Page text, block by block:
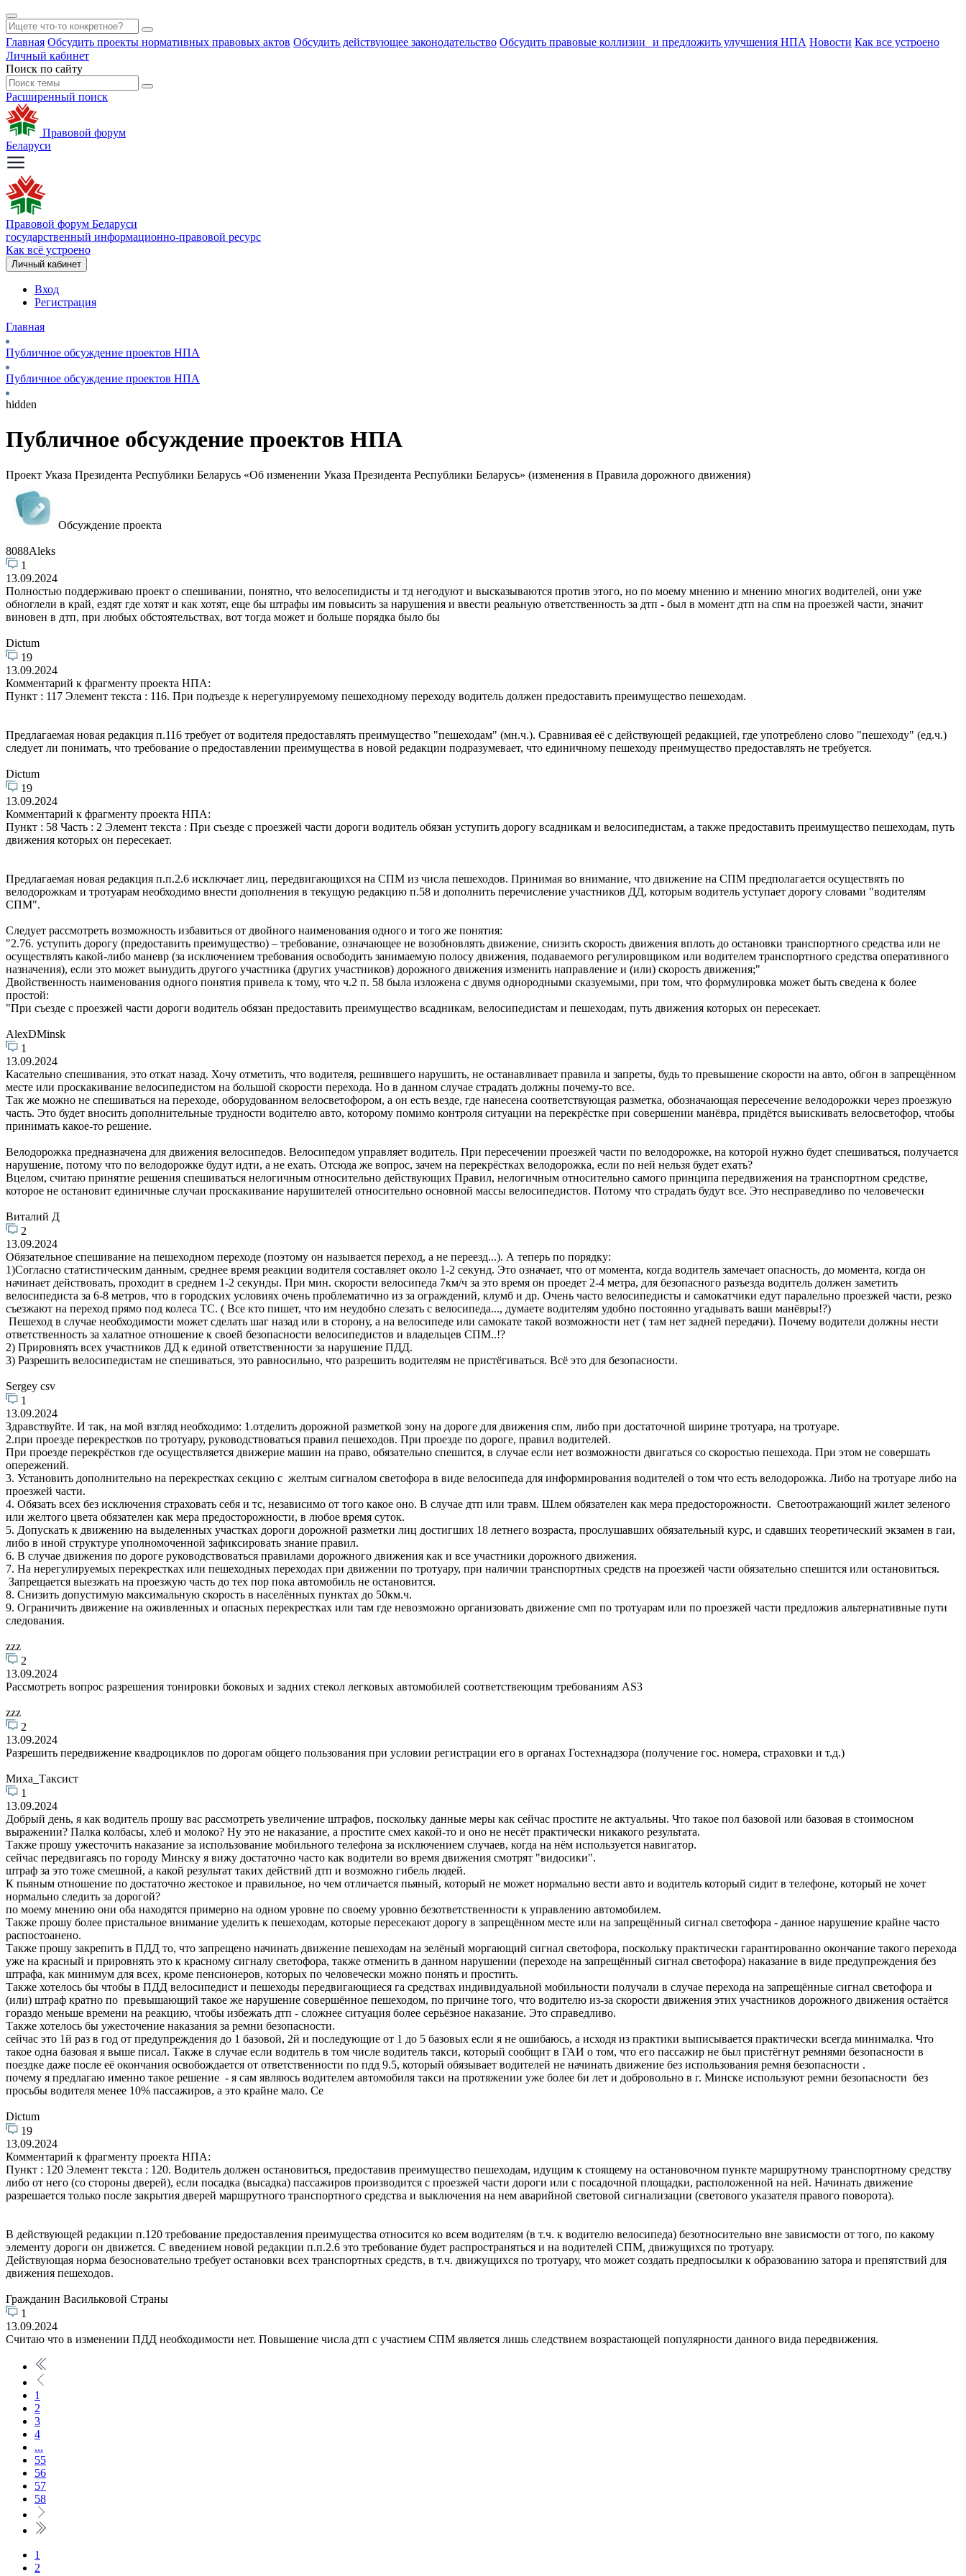
Главная Обсудить проекты нормативных правовых актов Обсудить действующее законодательство Обсудить правовые коллизии и предложить улучшения НПА Новости Как все устроено
Личный кабинет
Поиск по сайту
Расширенный поиск
Правовой форум
Беларуси
Правовой форум Беларуси
государственный информационно-правовой ресурс
Как всё устроено
Личный кабинет
Вход
Регистрация
Главная
Публичное обсуждение проектов НПА
Публичное обсуждение проектов НПА
hidden
Публичное обсуждение проектов НПА
Проект Указа Президента Республики Беларусь «Об изменении Указа Президента Республики Беларусь» (изменения в Правила дорожного движения)
Обсуждение проекта
8088Aleks
1
13.09.2024
Полностью поддерживаю проект о спешивании, понятно, что велосепидисты и тд негодуют и высказываются против этого, но по моему мнению и мнению многих водителей, они уже
обноглели в край, ездят где хотят и как хотят, еще бы штрафы им повысить за нарушения и ввести реальную ответственность за дтп - был в момент дтп на спм на проезжей части, значит
виновен в дтп, при любых обстоятельствах, вот тогда может и больше порядка было бы
Dictum
19
13.09.2024
Комментарий к фрагменту проекта НПА:
Пункт : 117 Элемент текста : 116. При подъезде к нерегулируемому пешеходному переходу водитель должен предоставить преимущество пешеходам.
Предлагаемая новая редакция п.116 требует от водителя предоставлять преимущество "пешеходам" (мн.ч.). Сравнивая её с действующей редакцией, где употреблено слово "пешеходу" (ед.ч.)
следует ли понимать, что требование о предоставлении преимущества в новой редакции подразумевает, что единичному пешеходу преимущество предоставлять не требуется.
Dictum
19
13.09.2024
Комментарий к фрагменту проекта НПА:
Пункт : 58 Часть : 2 Элемент текста : При съезде с проезжей части дороги водитель обязан уступить дорогу всадникам и велосипедистам, а также предоставить преимущество пешеходам, путь
движения которых он пересекает.
Предлагаемая новая редакция п.п.2.6 исключает лиц, передвигающихся на СПМ из числа пешеходов. Принимая во внимание, что движение на СПМ предполагается осуществять по
велодорожкам и тротуарам необходимо внести дополнения в текущую редакцию п.58 и дополнить перечисление участников ДД, которым водитель уступает дорогу словами "водителям
СПМ".
Следует рассмотреть возможность избавиться от двойного наименования одного и того же понятия:
"2.76. уступить дорогу (предоставить преимущество) – требование, означающее не возобновлять движение, снизить скорость движения вплоть до остановки транспортного средства или не
осуществлять какой-либо маневр (за исключением требования освободить занимаемую полосу движения, подаваемого регулировщиком или водителем транспортного средства оперативного
назначения), если это может вынудить другого участника (других участников) дорожного движения изменить направление и (или) скорость движения;"
Двойственность наименования одного понятия привела к тому, что ч.2 п. 58 была изложена с двумя однородными сказуемыми, при том, что формулировка может быть сведена к более
простой:
"При съезде с проезжей части дороги водитель обязан предоставить преимущество всадникам, велосипедистам и пешеходам, путь движения которых он пересекает.
AlexDMinsk
1
13.09.2024
Касательно спешивания, это откат назад. Хочу отметить, что водителя, решившего нарушить, не останавливает правила и запреты, будь то превышение скорости на авто, обгон в запрещённом
месте или проскакивание велосипедистом на большой скорости перехода. Но в данном случае страдать должны почему-то все.
Так же можно не спешиваться на переходе, оборудованном велосветофором, а он есть везде, где нанесена соответствующая разметка, обозначающая пересечение велодорожки через проезжую
часть. Это будет вносить дополнительные трудности водителю авто, которому помимо контроля ситуации на перекрёстке при совершении манёвра, придётся выискивать велосветофор, чтобы
принимать какое-то решение.
Велодорожка предназначена для движения велосипедов. Велосипедом управляет водитель. При пересечении проезжей части по велодорожке, на которой нужно будет спешиваться, получается
нарушение, потому что по велодорожке будут идти, а не ехать. Отсюда же вопрос, зачем на перекрёстках велодорожка, если по ней нельзя будет ехать?
Вцелом, считаю принятие решения спешиваться нелогичным относительно действующих Правил, нелогичным относительно самого принципа передвижения на транспортном средстве,
которое не остановит единичные случаи проскакивание нарушителей относительно основной массы велосипедистов. Потому что страдать будут все. Это несправедливо по человечески
Виталий Д
2
13.09.2024
Обязательное спешивание на пешеходном переходе (поэтому он называется переход, а не переезд...). А теперь по порядку:
1)Согласно статистическим данным, среднее время реакции водителя составляет около 1-2 секунд. Это означает, что от момента, когда водитель замечает опасность, до момента, когда он
начинает действовать, проходит в среднем 1-2 секунды. При мин. скорости велосипеда 7км/ч за это время он проедет 2-4 метра, для безопасного разъезда водитель должен заметить
велосипедиста за 6-8 метров, что в городских условиях очень проблематично из за ограждений, клумб и др. Очень часто велосипедисты и самокатчики едут паралельно проезжей части, резко
съезжают на переход прямо под колеса ТС. ( Все кто пишет, что им неудобно слезать с велосипеда..., думаете водителям удобно постоянно угадывать ваши манёвры!?)
Пешеход в случае необходимости может сделать шаг назад или в сторону, а на велосипеде или самокате такой возможности нет ( там нет задней передачи). Почему водители должны нести
ответственность за халатное отношение к своей безопасности велосипедистов и владельцев СПМ..!?
2) Прировнять всех участников ДД к единой ответственности за нарушение ПДД.
3) Разрешить велосипедистам не спешиваться, это равносильно, что разрешить водителям не пристёгиваться. Всё это для безопасности.
Sergey csv
1
13.09.2024
Здравствуйте. И так, на мой взгляд необходимо: 1.отделить дорожной разметкой зону на дороге для движения спм, либо при достаточной ширине тротуара, на тротуаре.
2.при проезде перекрестков по тротуару, руководствоваться правил пешеходов. При проезде по дороге, правил водителей.
При проезде перекрёстков где осуществляется движерие машин на право, обязательно спешится, в случае если нет возможности двигаться со скоростью пешехода. При этом не совершать
опережений.
3. Установить дополнительно на перекрестках секцию с желтым сигналом светофора в виде велосипеда для информирования водителей о том что есть велодорожка. Либо на тротуаре либо на
проезжей части.
4. Обязать всех без исключения страховать себя и тс, независимо от того какое оно. В случае дтп или травм. Шлем обязателен как мера предосторожности. Светоотражающий жилет зеленого
или желтого цвета обязателен как мера предосторожности, в любое время суток.
5. Допускать к движению на выделенных участках дороги дорожной разметки лиц достигших 18 летнего возраста, прослушавших обязательный курс, и сдавших теоретический экзамен в гаи,
либо в иной структуре уполномоченной зафиксировать знание правил.
6. В случае движения по дороге руководствоваться правилами дорожного движения как и все участники дорожного движения.
7. На нерегулируемых перекрестках или пешеходных переходах при движении по тротуару, при наличии транспортных средств на проезжей части обязательно спешится или остановиться.
Запрещается выезжать на проезжую часть до тех пор пока автомобиль не остановится.
8. Снизить допустимую максимальную скорость в населённых пунктах до 50км.ч.
9. Ограничить движение на оживленных и опасных перекрестках или там где невозможно организовать движение смп по тротуарам или по проезжей части предложив альтернативные пути
следования.
zzz
2
13.09.2024
Рассмотреть вопрос разрешения тонировки боковых и задних стекол легковых автомобилей соответствeющим требованиям AS3
zzz
2
13.09.2024
Разрешить передвижение квадроциклов по дорогам общего пользования при условии регистрации его в органах Гостехнадзора (получение гос. номера, страховки и т.д.)
Миха_Таксист
1
13.09.2024
Добрый день, я как водитель прошу вас рассмотреть увеличение штрафов, поскольку данные меры как сейчас простите не актуальны. Что такое пол базовой или базовая в стоимосном
выражении? Палка колбасы, хлеб и молоко? Ну это не наказание, а простите смех какой-то и оно не несёт практически никакого результата.
Также прошу ужесточить наказание за использование мобильного телефона за исключением случаев, когда на нём используется навигатор.
сейчас передвигаясь по городу Минску я вижу достаточно часто как водители во время движения смотрят "видосики".
штраф за это тоже смешной, а какой результат таких действий дтп и возможно гибель людей.
К пьяным отношение по достаточно жестокое и правильное, но чем отличается пьяный, который не может нормально вести авто и водитель который сидит в телефоне, который не хочет
нормально следить за дорогой?
по моему мнению они оба находятся примерно на одном уровне по своему уровню безответственности к управлению автомобилем.
Также прошу более пристальное внимание уделить к пешеходам, которые пересекают дорогу в запрещённом месте или на запрещённый сигнал светофора - данное нарушение крайне часто
распостоанено.
Также прошу закрепить в ПДД то, что запрещено начинать движение пешеходам на зелёный моргающий сигнал светофора, поскольку практически гарантированно окончание такого перехода
уже на красный и прировнять это к красному сигналу светофора, также отменить в данном нарушении (переходе на запрещённый сигнал светофора) наказание в виде предупреждения без
штрафа, как минимум для всех, кроме пенсионеров, которых по человечески можно понять и простить.
Также хотелось бы чтобы в ПДД велосипедист и пешеходы передвигающиеся га средствах индивидуальной мобильности получали в случае перехода на запрещённые сигнал светофора и
(или) штраф кратно по превышающий такое же нарушение совершённое пешеходом, по причине того, что водителю из-за скорости движения этих участников дорожного движения остаётся
гораздо меньше времени на реакцию, чтобы избежать дтп - сложнее ситуация более серьёзное наказание. Это справедливо.
Также хотелось бы ужесточение наказания за ремни безопасности.
сейчас это 1й раз в год от предупреждения до 1 базовой, 2й и последующие от 1 до 5 базовых если я не ошибаюсь, а исходя из практики выписывается практически всегда минималка. Что
такое одна базовая я выше писал. Также в случае если водитель в том числе водитель такси, который сообщит в ГАИ о том, что его пассажир не был пристёгнут ремнями безопасности в
поездке даже после её окончания освобождается от ответственности по пдд 9.5, который обязывает водителей не начинать движение без использования ремня безопасности .
почему я предлагаю именно такое решение - я сам являюсь водителем автомобиля такси на протяжении уже более 6и лет и добровольно в г. Минске используют ремни безопасности без
просьбы водителя менее 10% пассажиров, а это крайне мало. Се
Dictum
19
13.09.2024
Комментарий к фрагменту проекта НПА:
Пункт : 120 Элемент текста : 120. Водитель должен остановиться, предоставив преимущество пешеходам, идущим к стоящему на остановочном пункте маршрутному транспортному средству
либо от него (со стороны дверей), если посадка (высадка) пассажиров производится с проезжей части дороги или с посадочной площадки, расположенной на ней. Начинать движение
разрешается только после закрытия дверей маршрутного транспортного средства и выключения на нем аварийной световой сигнализации (светового указателя правого поворота).
В действующей редакции п.120 требование предоставления преимущества относится ко всем водителям (в т.ч. к водителю велосипеда) безотносительно вне зависмости от того, по какому
элементу дороги он движется. С введением новой редакции п.п.2.6 это требование будет распространяться и на водителей СПМ, движущихся по тротуару.
Действующая норма безосновательно требует остановки всех транспортных средств, в т.ч. движущихся по тротуару, что может создать предпосылки к образованию затора и препятствий для
движения пешеходов.
Гражданин Васильковой Страны
1
13.09.2024
Считаю что в изменении ПДД необходимости нет. Повышение числа дтп с участием СПМ является лишь следствием возрастающей популярности данного вида передвижения.
1
2
3
4
...
55
56
57
58
1
2